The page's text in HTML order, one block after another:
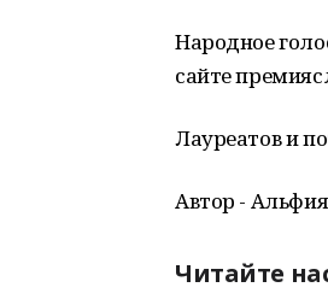
Народное
сайте
Лауреатов и
Автор -
Читайте